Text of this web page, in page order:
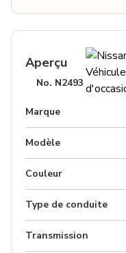
Aperçu
No. N2493
Marque
Modèle
Couleur
Type de conduite
Transmission